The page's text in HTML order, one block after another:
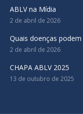
ABLV na Mídia
2 de abril de 2026
Quais doenças
2 de abril de 2026
CHAPA ABLV 2025
13 de outubro de 2025